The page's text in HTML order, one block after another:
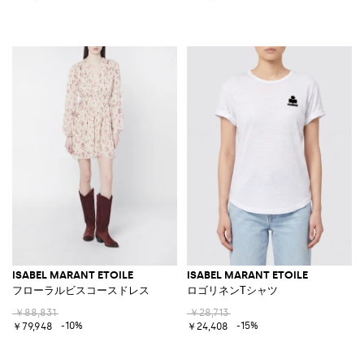
ISABEL MARANT ETOILE
フローラルビスコースドレス
￥88,831
￥79,948
-10%
ISABEL MARANT ETOILE
ロゴリネンTシャツ
￥28,713
￥24,408
-15%